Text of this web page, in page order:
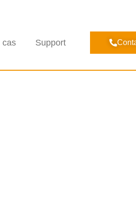
cas Support